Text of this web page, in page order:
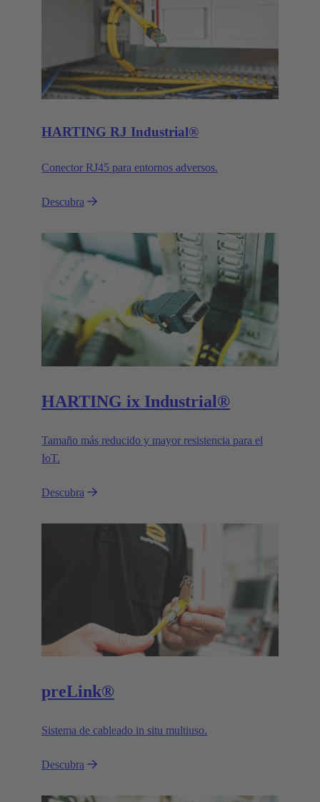
HARTING RJ Industrial®
Conector RJ45 para entornos adversos.
Descubra
HARTING ix Industrial®
Tamaño más reducido y mayor resistencia para el
IoT.
Descubra
preLink®
Sistema de cableado in situ multiuso.
Descubra